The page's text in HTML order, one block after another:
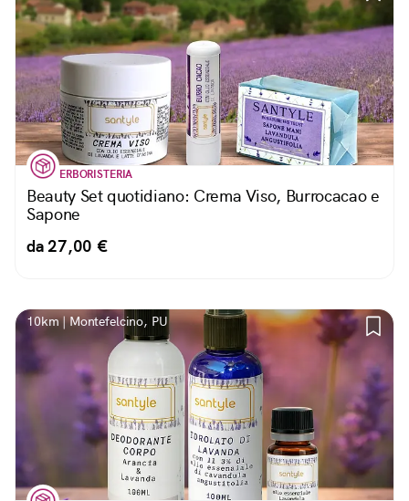
ERBORISTERIA
Beauty Set quotidiano: Crema Viso, Burrocacao e
Sapone
da 27,00 €
10km | Montefelcino, PU